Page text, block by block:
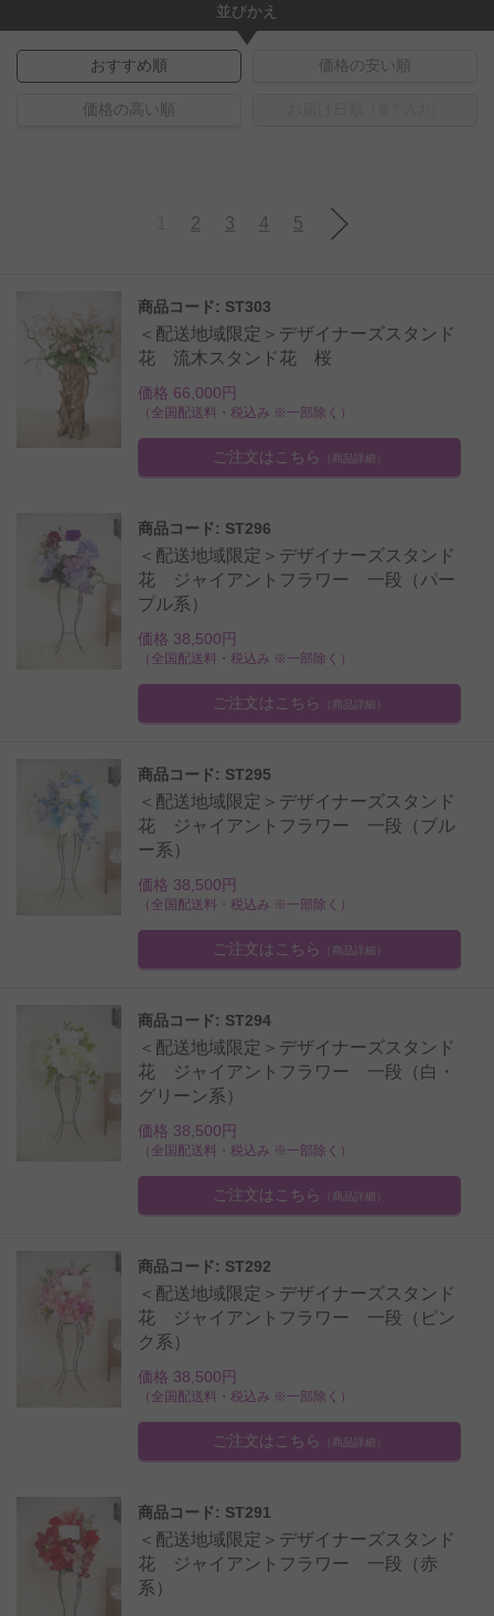
並びかえ
おすすめ順 価格の安い順
価格の高い順
2 3 4 5
商品コード: ST303
＜配送地域限定＞デザイナーズスタンド
花 流木スタンド花 桜
価格 66,000円
（全国配送料・税込み ※一部除く）
ご注文はこちら （商品詳細）
商品コード: ST296
＜配送地域限定＞デザイナーズスタンド
花 ジャイアントフラワー 一段（パー
プル系）
価格 38,500円
（全国配送料・税込み ※一部除く）
ご注文はこちら （商品詳細）
商品コード: ST295
＜配送地域限定＞デザイナーズスタンド
花 ジャイアントフラワー 一段（ブル
ー系）
価格 38,500円
（全国配送料・税込み ※一部除く）
ご注文はこちら （商品詳細）
商品コード: ST294
＜配送地域限定＞デザイナーズスタンド
花 ジャイアントフラワー 一段（白・
グリーン系）
価格 38,500円
（全国配送料・税込み ※一部除く）
ご注文はこちら （商品詳細）
商品コード: ST292
＜配送地域限定＞デザイナーズスタンド
花 ジャイアントフラワー 一段（ピン
ク系）
価格 38,500円
（全国配送料・税込み ※一部除く）
ご注文はこちら （商品詳細）
商品コード: ST291
＜配送地域限定＞デザイナーズスタンド
花 ジャイアントフラワー 一段（赤
系）